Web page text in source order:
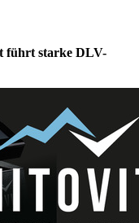
führt starke DLV-